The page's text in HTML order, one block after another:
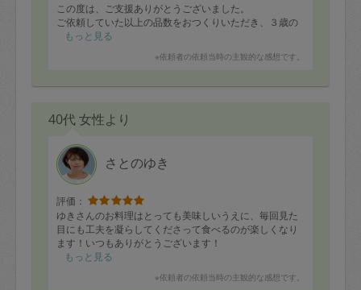
この度は、ご支援ありがとうございました。
ご依頼していた以上の品数をおつくりいただき、３歳の
息子もとても美味しいと喜んでおりました。
またお願いしたいです。
もっと見る
※依頼者の依頼当時の主観的な感想です。
40代 女性より
さとのゆき
評価：
ゆきさんのお料理はとっても美味しいうえに、毎回見た
目にも工夫を凝らしてくださって食べるのが楽しくなり
ます！いつもありがとうございます！
もっと見る
※依頼者の依頼当時の主観的な感想です。